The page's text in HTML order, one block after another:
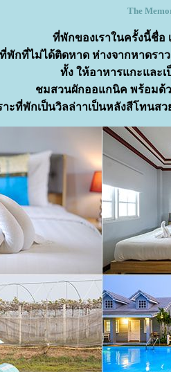
The
ที่พักของเราในครั้งนี้ชื่อ
พักที่ไม่ได้ติดหาด ห่างจากหาดรา
ทั้ง ให้อาหารแกะและ
ชมสวนผักออแกนิค พร้อมด้
าะที่พักเป็นวิลล่าาเป็นหลังสีโทนส